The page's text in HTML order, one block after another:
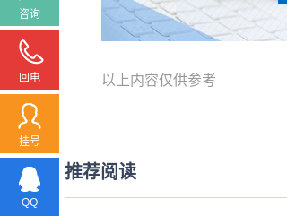
以上内容仅供参考
推荐阅读
咨询
回电
挂号
QQ